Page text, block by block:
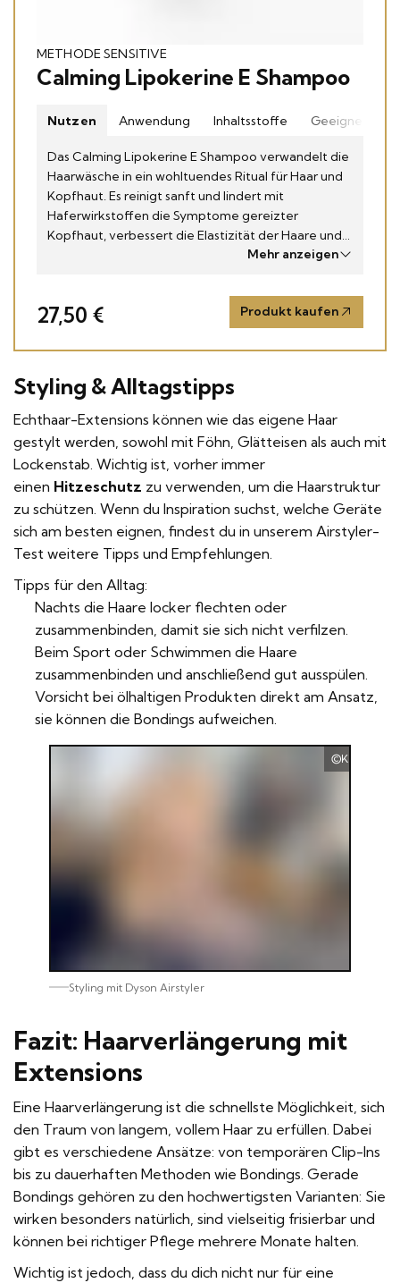
METHODE SENSITIVE
Calming Lipokerine E Shampoo
Nutzen Anwendung Inhaltsstoffe Geeignet für
Das Calming Lipokerine E Shampoo verwandelt die
Haarwäsche in ein wohltuendes Ritual für Haar und
Kopfhaut. Es reinigt sanft und lindert mit
Haferwirkstoffen die Symptome gereizter
Kopfhaut, verbessert die Elastizität der Haare und
unterstützt die Regeneration der Hautbarriere.
Irritationen sofort und nachhaltig, während ein
Polysaccharid aus der Guarbohne für mühelose
Kämmbarkeit und Geschmeidigkeit sorgt. Das
Shampoo versorgt Kopfhaut und Haar mit
stärkt die Hautbarriere, wodurch die Haarstruktur
verbessert wird.
Mehr anzeigen
27,50 € Produkt kaufen
Styling & Alltagstipps
Echthaar-Extensions können wie das eigene Haar
gestylt werden, sowohl mit Föhn, Glätteisen als auch mit
Lockenstab. Wichtig ist, vorher immer
einen Hitzeschutz zu verwenden, um die Haarstruktur
zu schützen. Wenn du Inspiration suchst, welche Geräte
sich am besten eignen, findest du in unserem Airstyler-
Test weitere Tipps und Empfehlungen.
Tipps für den Alltag:
Nachts die Haare locker flechten oder
zusammenbinden, damit sie sich nicht verfilzen.
Beim Sport oder Schwimmen die Haare
zusammenbinden und anschließend gut ausspülen.
Vorsicht bei ölhaltigen Produkten direkt am Ansatz,
sie können die Bondings aufweichen.
Kramer
Styling mit Dyson Airstyler
Fazit: Haarverlängerung mit
Extensions
Eine Haarverlängerung ist die schnellste Möglichkeit, sich
den Traum von langem, vollem Haar zu erfüllen. Dabei
gibt es verschiedene Ansätze: von temporären Clip-Ins
bis zu dauerhaften Methoden wie Bondings. Gerade
Bondings gehören zu den hochwertigsten Varianten: Sie
wirken besonders natürlich, sind vielseitig frisierbar und
können bei richtiger Pflege mehrere Monate halten.
Wichtig ist jedoch, dass du dich nicht nur für eine